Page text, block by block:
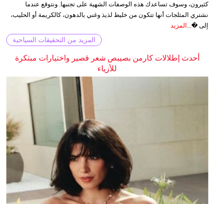
كثيرون، وسوف تساعدك هذه الوصفات الشهية على تجنبها. ونتوقع عندما
نشتري المثلجات أنها تتكون من خليط لذيذ وغني بالدهون، كالكريمة أو الحليب،
إلى �... المزيد
المزيد من التحقيقات السياحية
أحدث إطلالات كارمن بصيبص شعر قصير واختيارات مبتكرة
للأزياء